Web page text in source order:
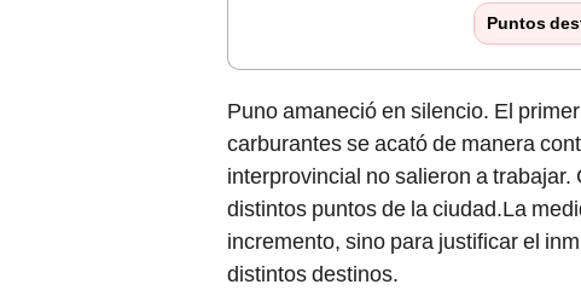
Puntos
Puno amaneció en silencio. El
carburantes se acató de manera
interprovincial no salieron a
distintos puntos de la ciudad.La
incremento, sino para justificar el
distintos destinos.